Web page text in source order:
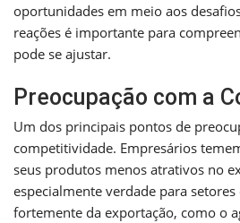
oportunidades em meio aos
reações é importante para
pode se ajustar.
Preocupação com a
Um dos principais pontos de
competitividade. Empresários
seus produtos menos atrativos no
especialmente verdade para
fortemente da exportação, como o